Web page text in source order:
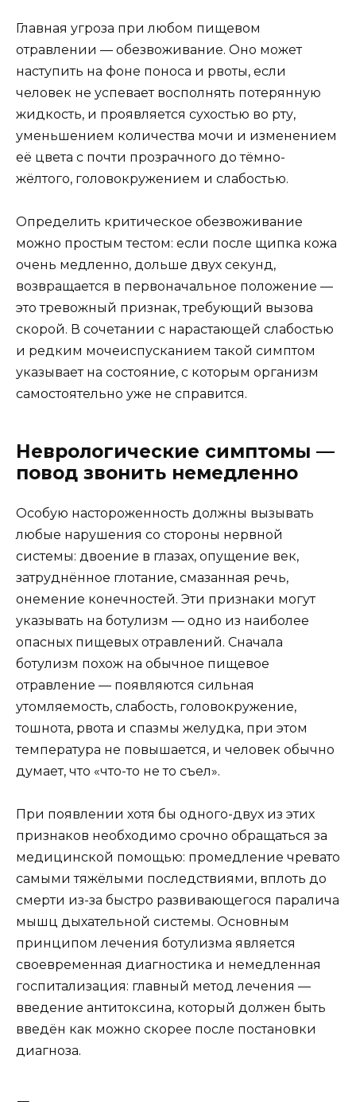
Главная угроза при любом пищевом
отравлении — обезвоживание. Оно может
наступить на фоне поноса и рвоты, если
человек не успевает восполнять потерянную
жидкость, и проявляется сухостью во рту,
уменьшением количества мочи и изменением
её цвета с почти прозрачного до тёмно-
жёлтого, головокружением и слабостью.
Определить критическое обезвоживание
можно простым тестом: если после щипка кожа
очень медленно, дольше двух секунд,
возвращается в первоначальное положение —
это тревожный признак, требующий вызова
скорой. В сочетании с нарастающей слабостью
и редким мочеиспусканием такой симптом
указывает на состояние, с которым организм
самостоятельно уже не справится.
Неврологические симптомы —
повод звонить немедленно
Особую настороженность должны вызывать
любые нарушения со стороны нервной
системы: двоение в глазах, опущение век,
затруднённое глотание, смазанная речь,
онемение конечностей. Эти признаки могут
указывать на ботулизм — одно из наиболее
опасных пищевых отравлений. Сначала
ботулизм похож на обычное пищевое
отравление — появляются сильная
утомляемость, слабость, головокружение,
тошнота, рвота и спазмы желудка, при этом
температура не повышается, и человек обычно
думает, что «что-то не то съел».
При появлении хотя бы одного-двух из этих
признаков необходимо срочно обращаться за
медицинской помощью: промедление чревато
самыми тяжёлыми последствиями, вплоть до
смерти из-за быстро развивающегося паралича
мышц дыхательной системы. Основным
принципом лечения ботулизма является
своевременная диагностика и немедленная
госпитализация: главный метод лечения —
введение антитоксина, который должен быть
введён как можно скорее после постановки
диагноза.